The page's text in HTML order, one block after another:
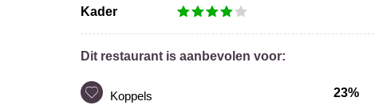
Kader
Dit restaurant is aanbevolen voor:
Koppels 23%